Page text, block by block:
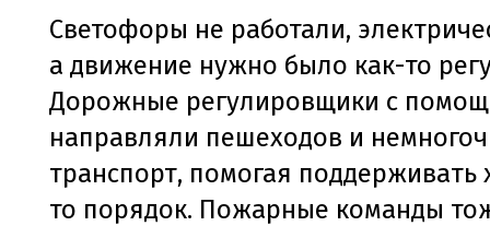
Светофоры не работали,
а движение нужно было как-то
Дорожные регулировщики с
направляли пешеходов и
транспорт, помогая поддерживать
то порядок. Пожарные команды